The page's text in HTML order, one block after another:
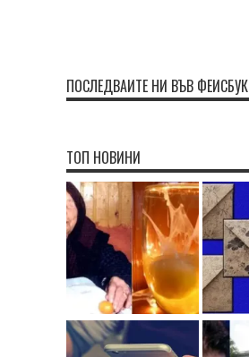
ПОСЛЕДВАЙТЕ НИ ВЪВ ФЕЙСБУК
ТОП НОВИНИ